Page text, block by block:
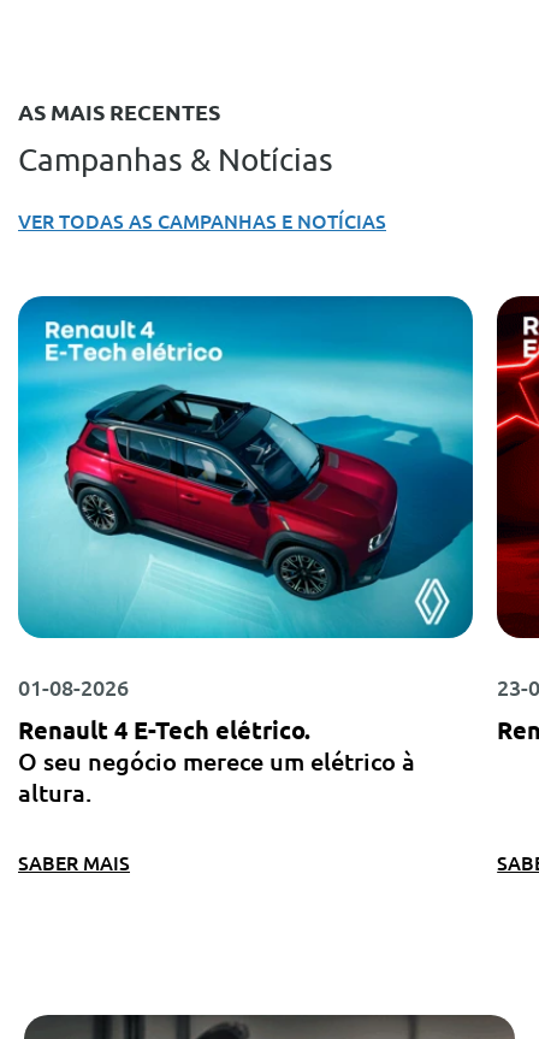
AS MAIS RECENTES
Campanhas & Notícias
VER TODAS AS CAMPANHAS E NOTÍCIAS
01-08-2026
Renault 4 E-Tech elétrico.
O seu negócio merece um elétrico à
altura.
SABER MAIS
23-